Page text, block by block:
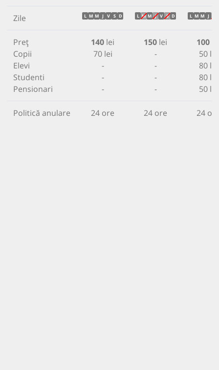
Zile L M M J V S D L M M J V S D L M M J
Preț
Copii
Elevi
Studenti
Pensionari
140 lei
70 lei
-
-
-
150 lei
-
-
-
-
100
50 lei
80 lei
80 lei
50 lei
Politică anulare 24 ore 24 ore 24